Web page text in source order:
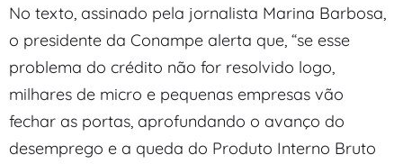
No texto, assinado pela jornalista Marina Barbosa,
o presidente da Conampe alerta que, “se esse
problema do crédito não for resolvido logo,
milhares de micro e pequenas empresas vão
fechar as portas, aprofundando o avanço do
desemprego e a queda do Produto Interno Bruto